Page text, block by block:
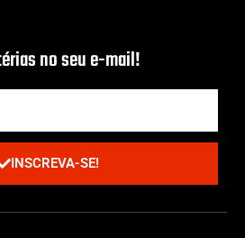
no seu e-mail!
INSCREVA-SE!